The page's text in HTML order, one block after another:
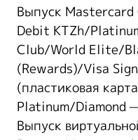
Выпуск
Debit KTZh/
Club/World Elite/
(Rewards)/Visa
(пластиковая
Platinum/Diamond
Выпуск